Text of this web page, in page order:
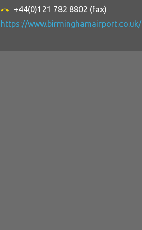
call_end
+44(0)121 782 8802 (fax)
https://www.birminghamairport.co.uk/